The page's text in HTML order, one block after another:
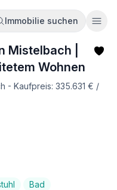
Immobilie suchen
Mistelbach |
Wohnen
- Kaufpreis: 335.631 € /
Bad